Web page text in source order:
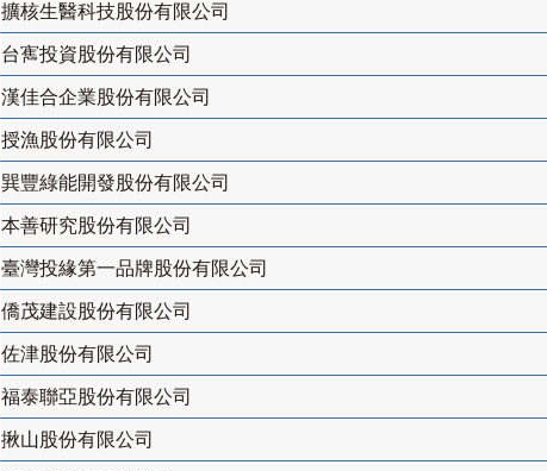
擴核生醫科技股份有限公司
台寯投資股份有限公司
漢佳合企業股份有限公司
授漁股份有限公司
巽豐綠能開發股份有限公司
本善研究股份有限公司
臺灣投緣第一品牌股份有限公司
僑茂建設股份有限公司
佐津股份有限公司
福泰聯亞股份有限公司
揪山股份有限公司